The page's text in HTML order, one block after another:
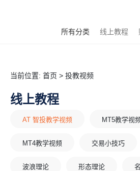
所有分类 线上教程
当前位置: 首页 > 投教视频
线上教程
AT 智投教学视频 MT5教学视
MT4教学视频 交易小技巧
波浪理论 形态理论